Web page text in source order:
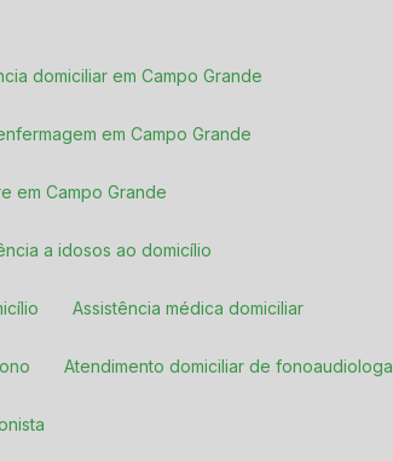
domiciliar em Campo Grande
em Campo Grande
em Campo Grande
a idosos ao domicílio
Assistência médica domiciliar
Atendimento domiciliar de fonoaudiologa